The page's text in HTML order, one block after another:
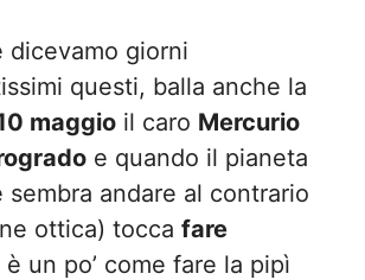
dicevamo giorni
questi, balla anche la
maggio il caro Mercurio
e quando il pianeta
sembra andare al contrario
ottica) tocca fare
è un po’ come fare la pipì